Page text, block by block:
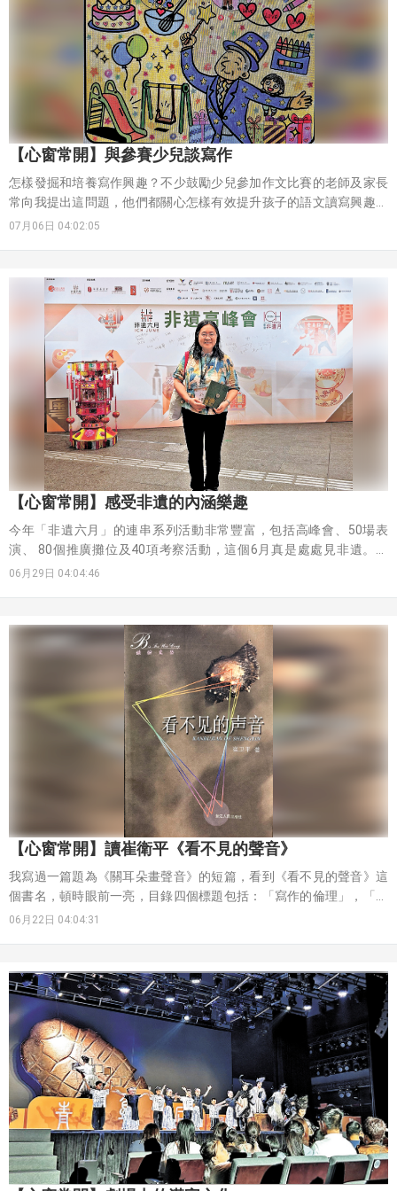
【心窗常開】與參賽少兒談寫作
怎樣發掘和培養寫作興趣？不少鼓勵少兒參加作文比賽的老師及家長
常向我提出這問題，他們都關心怎樣有效提升孩子的語文讀寫興趣，
以及發掘孩子的創作潛能。
07月06日 04:02:05
【心窗常開】感受非遺的內涵樂趣
今年「非遺六月」的連串系列活動非常豐富，包括高峰會、50場表
演、 80個推廣攤位及40項考察活動，這個6月真是處處見非遺。其
中，我參加了於香港故宮文化博物館舉行的具學術性及啟發性的非遺
承人等演講分享、報告及對話，以學術角度及實踐案例探討非遺的同
源共流共生，以及傳承和創新發展。
06月29日 04:04:46
【心窗常開】讀崔衛平《看不見的聲音》
我寫過一篇題為《關耳朵畫聲音》的短篇，看到《看不見的聲音》這
個書名，頓時眼前一亮，目錄四個標題包括：「寫作的倫理」，「遠
方和阿里巴巴山洞」，「我這一性別的寫作」，「為什麼是偽問
06月22日 04:04:31